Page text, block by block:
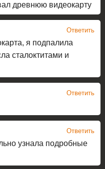
древнюю видеокарту
Ответить
я подпалила
сталоктитами и
Ответить
Ответить
узнала подробные